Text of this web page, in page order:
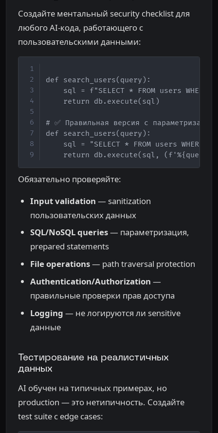
Создайте ментальный security checklist для
любого AI-кода, работающего с
пользовательскими данными:
def search_users(query):
sql = f"SELECT * FROM users WHERE
    return db.execute(sql)
# ✅ Правильная версия с
def search_users(query):
sql = "SELECT * FROM users WHERE
return db.execute(sql,
Обязательно проверяйте:
Input validation — sanitization
пользовательских данных
SQL/NoSQL queries— параметризация,
prepared statements
File operations— path traversal protection
Authentication/Authorization —
правильные проверки прав доступа
Logging — не логируются ли sensitive
данные
Тестирование на реалистичных
данных
AI обучен на типичных примерах, но
production — это нетипичность. Создайте
test suite с edge cases: